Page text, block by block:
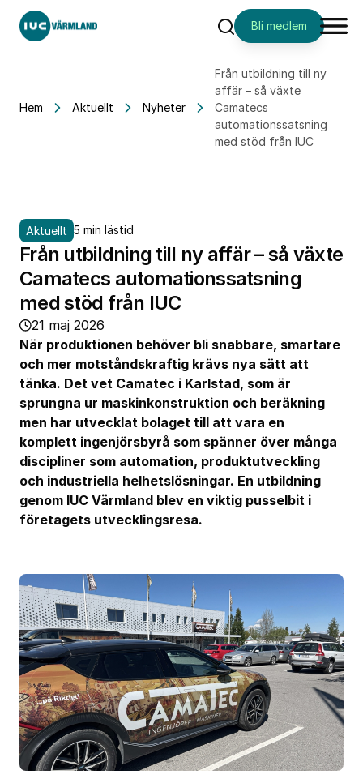
SökBli medlem
Hem Aktuellt Nyheter
Från utbildning till ny
affär – så växte
Camatecs
automationssatsning
med stöd från IUC
Aktuellt 5 min lästid
Från utbildning till ny affär – så växte
Camatecs automationssatsning
med stöd från IUC
21 maj 2026
När produktionen behöver bli snabbare, smartare
och mer motståndskraftig krävs nya sätt att
tänka. Det vet Camatec i Karlstad, som är
sprungna ur maskinkonstruktion och beräkning
men har utvecklat bolaget till att vara en
komplett ingenjörsbyrå som spänner över många
discipliner som automation, produktutveckling
och industriella helhetslösningar. En utbildning
genom IUC Värmland blev en viktig pusselbit i
företagets utvecklingsresa.